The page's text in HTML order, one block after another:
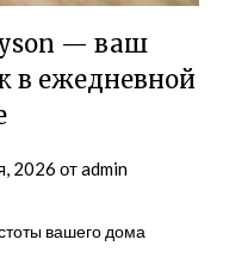
— ваш
ежедневной
2026 отadmin
вашего дома